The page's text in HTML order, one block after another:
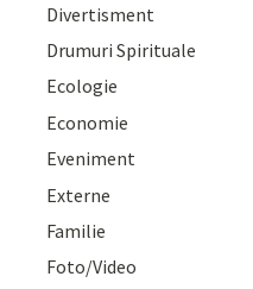
Divertisment
Drumuri Spirituale
Ecologie
Economie
Eveniment
Externe
Familie
Foto/Video